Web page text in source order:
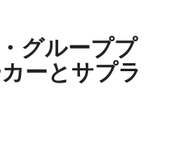
グループプ
ーとサプラ